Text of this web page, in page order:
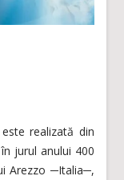
realizată din
jurul anului 400
Arezzo ─Italia─,